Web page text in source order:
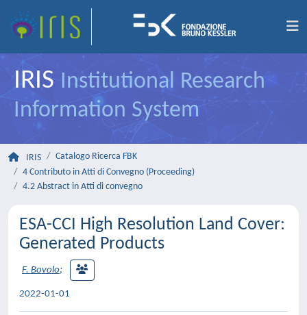
IRIS Institutional Research
Information System
IRIS
Catalogo Ricerca FBK
4 Contributo in Atti di Convegno (Proceeding)
4.2 Abstract in Atti di convegno
ESA-CCI High Resolution Land Cover:
Generated Products
F. Bovolo;
2022-01-01